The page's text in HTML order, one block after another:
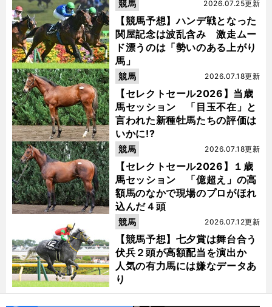
【競馬予想】ハンデ戦となった
関屋記念は波乱含み 激走ムー
ド漂うのは「勢いのある上がり
馬」
2026.07.25更新
競馬
【セレクトセール2026】当歳
馬セッション 「目玉不在」と
言われた新種牡馬たちの評価は
いかに!?
2026.07.18更新
競馬
【セレクトセール2026】１歳
馬セッション 「億超え」の高
額馬のなかで現場のプロがほれ
込んだ４頭
2026.07.18更新
競馬
【競馬予想】七夕賞は舞台合う
伏兵２頭が高額配当を演出か
人気の有力馬には嫌なデータあ
り
2026.07.12更新
競馬